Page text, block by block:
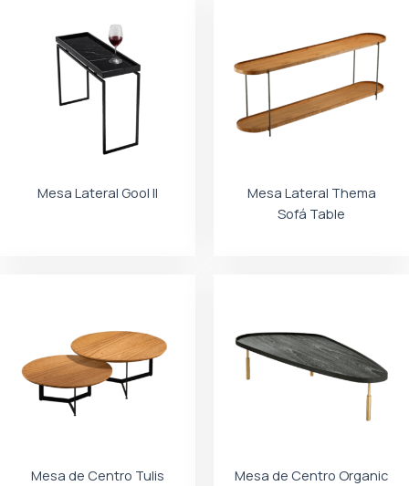
Mesa Lateral Gool II
Mesa Lateral Thema
Sofá Table
Mesa de Centro Tulis
Mesa de Centro Organic